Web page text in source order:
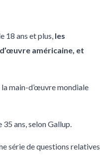
18 ans et plus, les
américaine, et
la main-d’œuvre mondiale
ans, selon Gallup
série de questions relatives